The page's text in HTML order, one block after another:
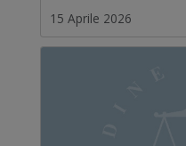
15 Aprile 2026